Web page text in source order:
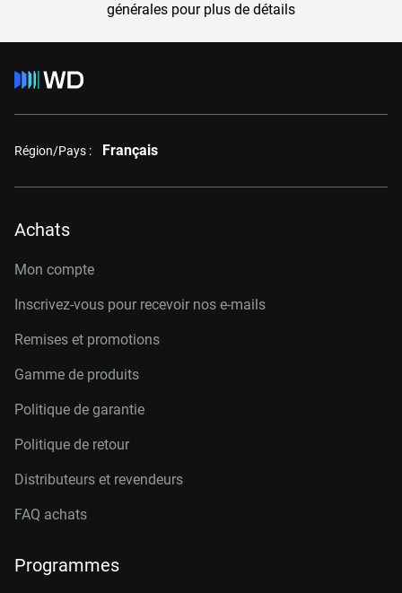
générales pour plus de détails
Région/Pays : Français
Achats
Mon compte
Inscrivez-vous pour recevoir nos e-mails
Remises et promotions
Gamme de produits
Politique de garantie
Politique de retour
Distributeurs et revendeurs
FAQ achats
Programmes